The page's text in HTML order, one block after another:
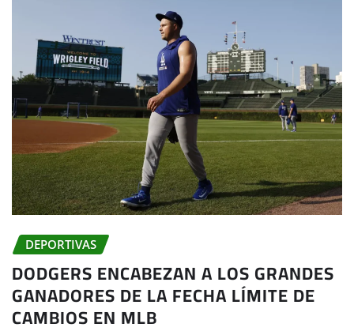
DEPORTIVAS
DODGERS ENCABEZAN A LOS GRANDES
GANADORES DE LA FECHA LÍMITE DE
CAMBIOS EN MLB